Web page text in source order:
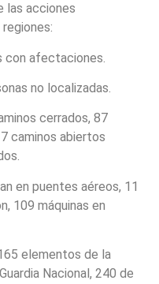
las acciones
con afectaciones.
no localizadas.
cerrados, 87
caminos abiertos
en puentes aéreos, 11
109 máquinas en
elementos de la
Nacional, 240 de